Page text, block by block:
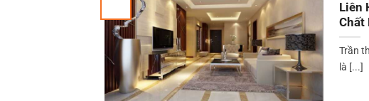
Liên
Chất
Trần
là [...]